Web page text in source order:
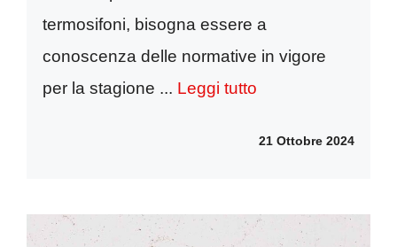
termosifoni, bisogna essere a
conoscenza delle normative in vigore
per la stagione ... Leggi tutto
21 Ottobre 2024